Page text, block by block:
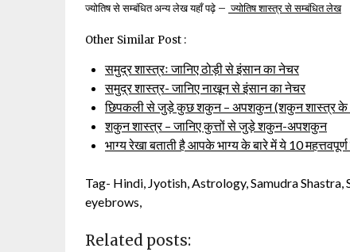
ज्योतिष से सम्बंधित अन्य लेख यहाँ पढ़े – ज्योतिष शास्त्र से सम्बंधित लेख
Other Similar Post :
समुद्र शास्त्रः जानिए ठोड़ी से इंसान का नेचर
समुद्र शास्त्र- जानिए नाखून से इंसान का नेचर
छिपकली से जुड़े कुछ शकुन – अपशकुन (शकुन शास्त्र के
शकुन शास्त्र – जानिए कुत्तों से जुड़े शकुन-अपशकुन
भाग्य रेखा बताती है आपके भाग्य के बारे में ये 10 महत्तवपूर्ण
Tag- Hindi, Jyotish, Astrology, Samudra
eyebrows,
Related posts: